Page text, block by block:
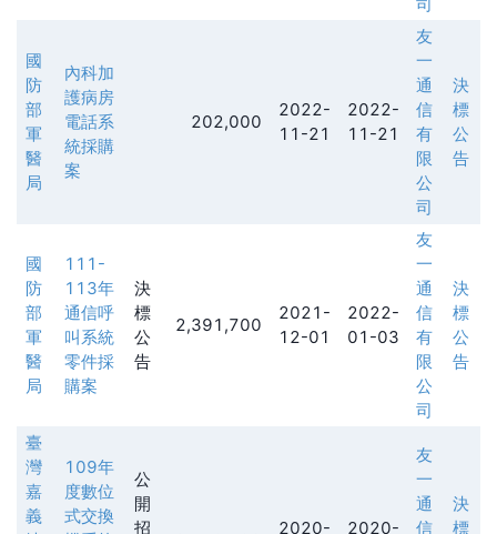
國
防
部
軍
醫
局
內科加
護病房
電話系
統採購
案
202,000
2022-
11-21
2022-
11-21
友
一
通
信
有
限
公
司
決
標
公
告
國
防
部
軍
醫
局
111-
113年
通信呼
叫系統
零件採
購案
決
標
公
告
2,391,700
2021-
12-01
2022-
01-03
友
一
通
信
有
限
公
司
決
標
公
告
臺
灣
嘉
義
109年
度數位
式交換
公
開
招
2020- 2020-
友
一
通
信
決
標